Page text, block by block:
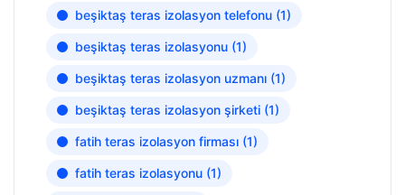
beşiktaş teras izolasyon telefonu (1)
beşiktaş teras izolasyonu (1)
beşiktaş teras izolasyon uzmanı (1)
beşiktaş teras izolasyon şirketi (1)
fatih teras izolasyon firması (1)
fatih teras izolasyonu (1)